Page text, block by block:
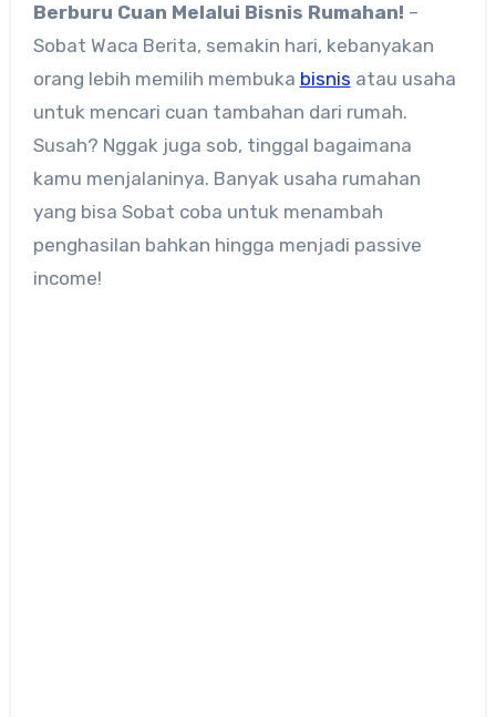
Berburu Cuan Melalui Bisnis Rumahan! –
Sobat Waca Berita, semakin hari, kebanyakan
orang lebih memilih membuka bisnis atau usaha
untuk mencari cuan tambahan dari rumah.
Susah? Nggak juga sob, tinggal bagaimana
kamu menjalaninya. Banyak usaha rumahan
yang bisa Sobat coba untuk menambah
penghasilan bahkan hingga menjadi passive
income!